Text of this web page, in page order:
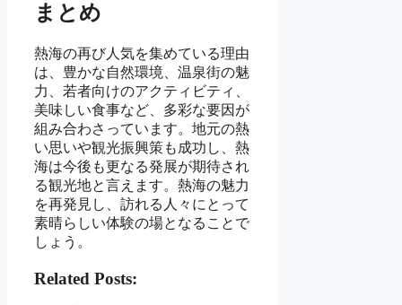
まとめ
熱海の再び人気を集めている理由
は、豊かな自然環境、温泉街の魅
力、若者向けのアクティビティ、
美味しい食事など、多彩な要因が
組み合わさっています。地元の熱
い思いや観光振興策も成功し、熱
海は今後も更なる発展が期待され
る観光地と言えます。熱海の魅力
を再発見し、訪れる人々にとって
素晴らしい体験の場となることで
しょう。
Related Posts: